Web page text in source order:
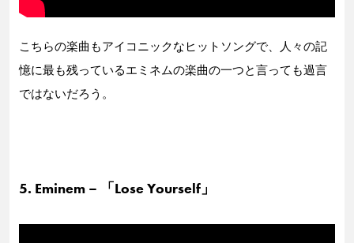
こちらの楽曲もアイコニックなヒットソングで、人々の記
憶に最も残っているエミネムの楽曲の一つと言っても過言
ではないだろう。
5. Eminem – 「Lose Yourself」